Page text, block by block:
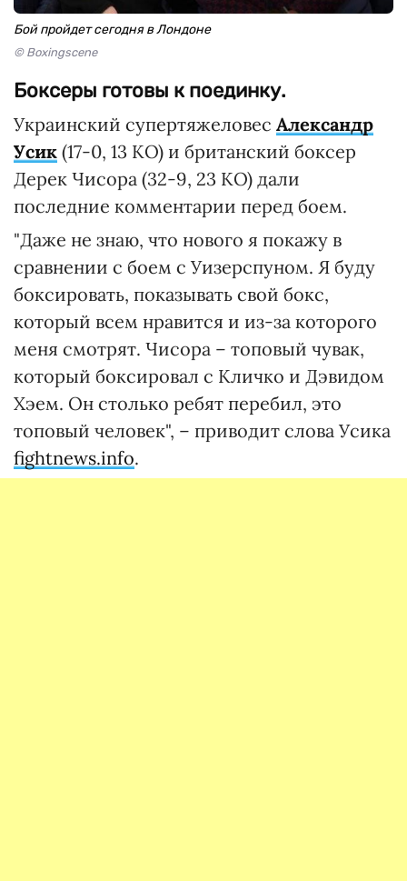
Бой пройдет сегодня в Лондоне
© Boxingscene
Боксеры готовы к поединку.
Украинский супертяжеловес Александр
Усик (17-0, 13 КО) и британский боксер
Дерек Чисора (32-9, 23 КО) дали
последние комментарии перед боем.
"Даже не знаю, что нового я покажу в
сравнении с боем с Уизерспуном. Я буду
боксировать, показывать свой бокс,
который всем нравится и из-за которого
меня смотрят. Чисора – топовый чувак,
который боксировал с Кличко и Дэвидом
Хэем. Он столько ребят перебил, это
топовый человек", – приводит слова Усика
fightnews.info.